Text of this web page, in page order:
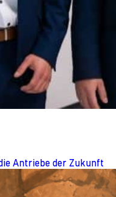
Antriebe der Zukunft